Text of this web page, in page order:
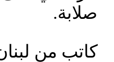
صلابة.
كاتب من لبنان